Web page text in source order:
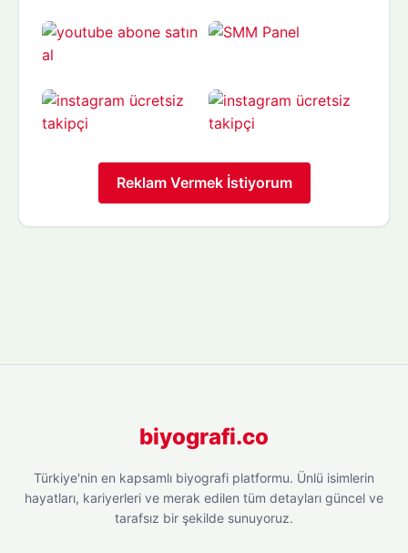
Reklam Vermek İstiyorum
biyografi.co
Türkiye'nin en kapsamlı biyografi platformu. Ünlü isimlerin
hayatları, kariyerleri ve merak edilen tüm detayları güncel ve
tarafsız bir şekilde sunuyoruz.